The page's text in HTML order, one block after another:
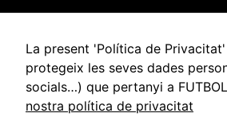
© 2010 - 2026
La present 'Política de
protegeix les seves dades
socials…) que pertanyi a
nostra política de privacitat